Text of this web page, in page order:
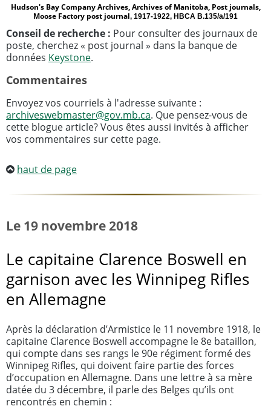
Hudson's Bay Company Archives, Archives of Manitoba, Post journals,
Moose Factory post journal, 1917-1922, HBCA B.135/a/191
Conseil de recherche : Pour consulter des journaux de
poste, cherchez « post journal » dans la banque de
données Keystone.
Commentaires
Envoyez vos courriels à l'adresse suivante :
archiveswebmaster@gov.mb.ca. Que pensez-vous de
cette blogue article? Vous êtes aussi invités à afficher
vos commentaires sur cette page.
haut de page
Le 19 novembre 2018
Le capitaine Clarence Boswell en
garnison avec les Winnipeg Rifles
en Allemagne
Après la déclaration d’Armistice le 11 novembre 1918, le
capitaine Clarence Boswell accompagne le 8e bataillon,
qui compte dans ses rangs le 90e régiment formé des
Winnipeg Rifles, qui doivent faire partie des forces
d’occupation en Allemagne. Dans une lettre à sa mère
datée du 3 décembre, il parle des Belges qu’ils ont
rencontrés en chemin :